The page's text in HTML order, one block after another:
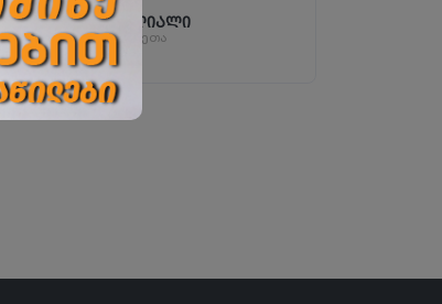
ზესტაფონის ფილიალი
ზესტაფონი, სოფ. არგვეთა